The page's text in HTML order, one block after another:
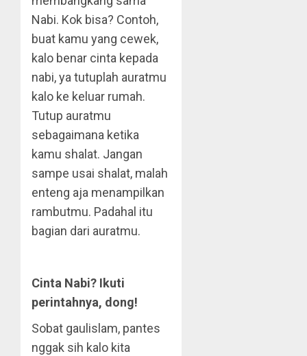
Nabi. Kok bisa? Contoh,
buat kamu yang cewek,
kalo benar cinta kepada
nabi, ya tutuplah auratmu
kalo ke keluar rumah.
Tutup auratmu
sebagaimana ketika
kamu shalat. Jangan
sampe usai shalat, malah
enteng aja menampilkan
rambutmu. Padahal itu
bagian dari auratmu.
Cinta Nabi? Ikuti
perintahnya, dong!
Sobat gaulislam, pantes
nggak sih kalo kita